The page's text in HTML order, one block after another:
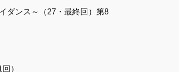
ダンス～（27・最終回）第8
）